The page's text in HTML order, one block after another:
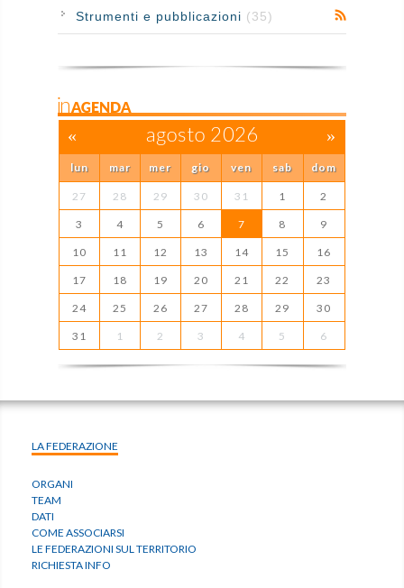
Strumenti e pubblicazioni (35)
inAGENDA
« agosto 2026 »
lun mar mer gio ven sab dom
27 28 29 30 31 1 2
3 4 5 6 7 8 9
10 11 12 13 14 15 16
17 18 19 20 21 22 23
24 25 26 27 28 29 30
31 1 2 3 4 5 6
LA FEDERAZIONE
ORGANI
TEAM
DATI
COME ASSOCIARSI
LE FEDERAZIONI SUL TERRITORIO
RICHIESTA INFO